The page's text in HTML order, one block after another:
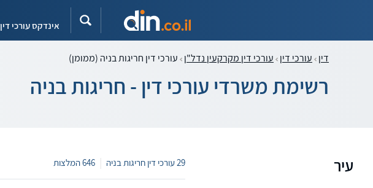
אינדקס עורכי דין
דין עורכי דין עורכי דין מקרקעין נדל"ן עורכי דין חריגות בניה (ממומן)
רשימת משרדי עורכי דין - חריגות בניה
עיר 29 עורכי דין חריגות בניה 646 המלצות